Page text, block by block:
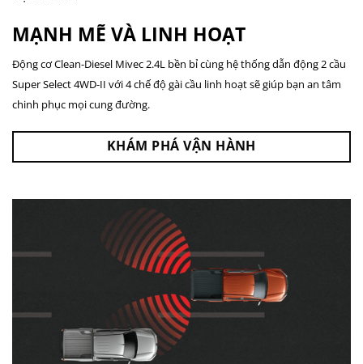
MẠNH MẼ VÀ LINH HOẠT
Động cơ Clean-Diesel Mivec 2.4L bền bỉ cùng hệ thống dẫn động 2 cầu
Super Select 4WD-II với 4 chế độ gài cầu linh hoạt sẽ giúp bạn an tâm
chinh phục mọi cung đường.
KHÁM PHÁ VẬN HÀNH